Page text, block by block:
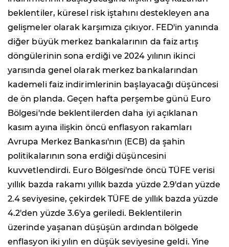
beklentiler, küresel risk iştahını destekleyen ana
gelişmeler olarak karşımıza çıkıyor. FED'in yanında
diğer büyük merkez bankalarının da faiz artış
döngülerinin sona erdiği ve 2024 yılının ikinci
yarısında genel olarak merkez bankalarından
kademeli faiz indirimlerinin başlayacağı düşüncesi
de ön planda. Geçen hafta perşembe günü Euro
Bölgesi'nde beklentilerden daha iyi açıklanan
kasım ayına ilişkin öncü enflasyon rakamları
Avrupa Merkez Bankası'nın (ECB) da şahin
politikalarının sona erdiği düşüncesini
kuvvetlendirdi. Euro Bölgesi'nde öncü TÜFE verisi
yıllık bazda rakamı yıllık bazda yüzde 2.9'dan yüzde
2.4 seviyesine, çekirdek TÜFE de yıllık bazda yüzde
4.2'den yüzde 3.6'ya geriledi. Beklentilerin
üzerinde yaşanan düşüşün ardından bölgede
enflasyon iki yılın en düşük seviyesine geldi. Yine